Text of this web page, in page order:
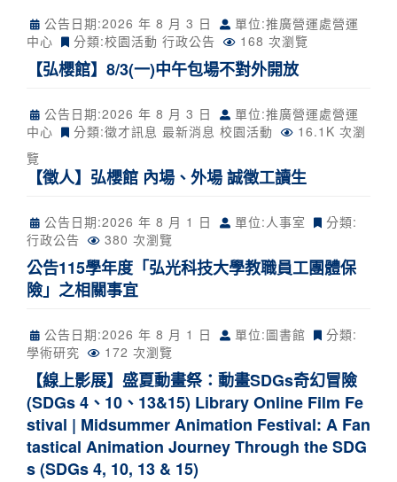
公告日期:2026 年 8 月 3 日
單位:推廣營運處營運
中心
分類:校園活動 行政公告 168 次瀏覽
【弘櫻館】8/3(一)中午包場不對外開放
公告日期:2026 年 8 月 3 日
單位:推廣營運處營運
中心
分類:徵才訊息 最新消息 校園活動
16.1K 次瀏
覽
【徵人】弘櫻館 內場、外場 誠徵工讀生
公告日期:2026 年 8 月 1 日 單位:人事室
分類:
行政公告
380 次瀏覽
公告115學年度「弘光科技大學教職員工團體保
險」之相關事宜
公告日期:2026 年 8 月 1 日 單位:圖書館
分類:
學術研究
172 次瀏覽
【線上影展】盛夏動畫祭：動畫SDGs奇幻冒險
(SDGs 4、10、13&15) Library Online Film Fe
stival | Midsummer Animation Festival: A Fan
tastical Animation Journey Through the SDG
s (SDGs 4, 10, 13 & 15)